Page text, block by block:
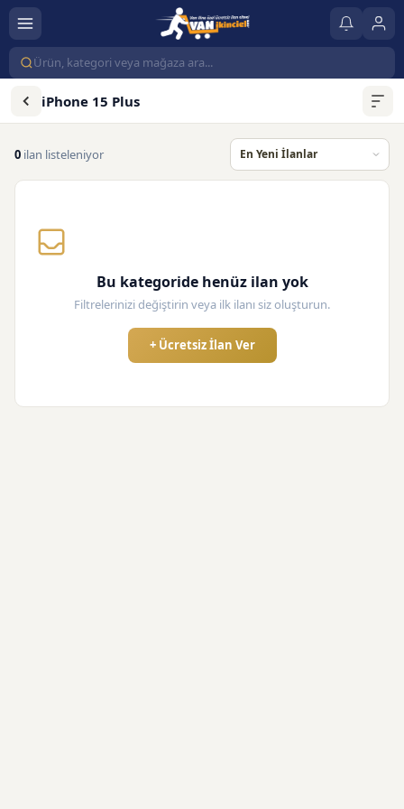
iPhone 15 Plus
0 ilan listeleniyor
Bu kategoride henüz ilan yok
Filtrelerinizi değiştirin veya ilk ilanı siz oluşturun.
+ Ücretsiz İlan Ver